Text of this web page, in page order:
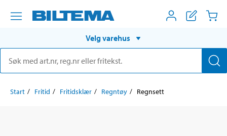
Velg varehus
Start Fritid Fritidsklær Regntøy Regnsett